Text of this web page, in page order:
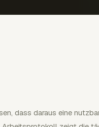
dass daraus eine